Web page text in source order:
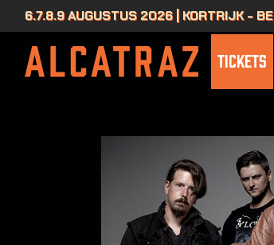
6.7.8.9 AUGUSTUS 2026 | KORTRIJK - BE
TICKETS